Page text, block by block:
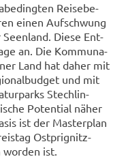
Rei­se­be­
einen Auf­schwung
Se­en­land. Diese Ent­
an. Die Kom­mu­na­
Land hat daher mit
und mit
Stechlin-​
Po­ten­ti­al näher
ist der Mas­ter­plan
Ostprignitz-​
wor­den ist.